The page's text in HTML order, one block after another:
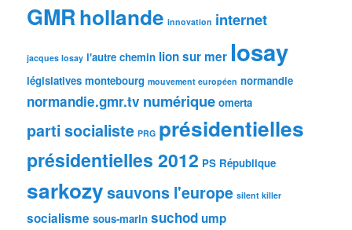
GMRhollande innovation internet
jacques losay l'autre chemin lion sur mer losay
législatives montebourg mouvement européen normandie
normandie.gmr.tv numérique omerta
parti socialiste PRG présidentielles
présidentielles 2012 PS République
sarkozysauvons l'europe silent killer
socialisme sous-marin suchodump